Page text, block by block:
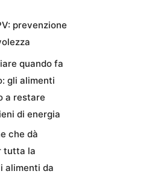
prevenzione
quando fa
gli alimenti
a restare
di energia
che dà
tutta la
alimenti da